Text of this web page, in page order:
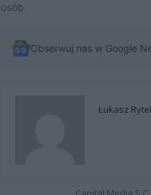
osób.
Obserwuj nas w Google
Łukasz Rytel